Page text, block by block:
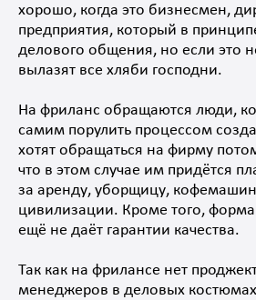
хорошо, когда это бизнесмен,
предприятия, который в
делового общения, но если это
вылазят все хляби господни.
На фриланс обращаются люди,
самим порулить процессом
хотят обращаться на фирму
что в этом случае им придётся
за аренду, уборщицу,
цивилизации. Кроме того, форма
ещё не даёт гарантии качества.
Так как на фрилансе нет
менеджеров в деловых